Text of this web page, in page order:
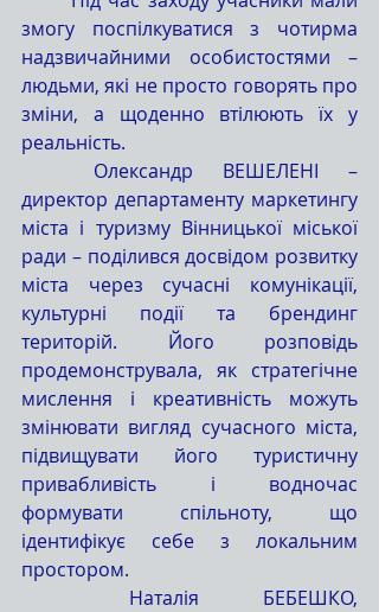
змогу поспілкуватися з чотирма
надзвичайними особистостями –
людьми, які не просто говорять про
зміни, а щоденно втілюють їх у
реальність.
директор департаменту маркетингу
міста і туризму Вінницької міської
ради – поділився досвідом розвитку
міста через сучасні комунікації,
культурні події та брендинг
територій. Його розповідь
продемонструвала, як стратегічне
мислення і креативність можуть
змінювати вигляд сучасного міста,
підвищувати його туристичну
привабливість і водночас
формувати спільноту, що
ідентифікує себе з локальним
простором.